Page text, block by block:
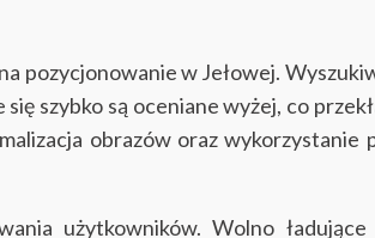
pozycjonowanie w Jełowej.
szybko są oceniane wyżej, co
obrazów oraz wykorzystanie
użytkowników. Wolno